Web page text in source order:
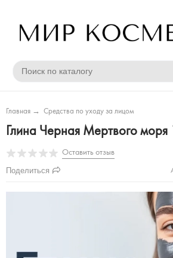
Главная → Средства по уходу за лицом
Глина Черная Мертвого моря
Оставить отзыв
Поделиться